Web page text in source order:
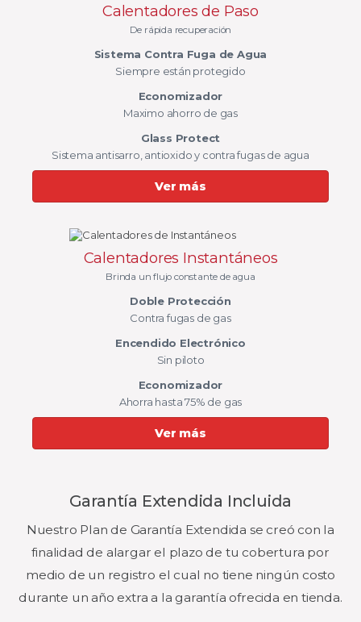
Calentadores de Paso
De rápida recuperación
Sistema Contra Fuga de Agua
Siempre están protegido
Economizador
Maximo ahorro de gas
Glass Protect
Sistema antisarro, antioxido y contra fugas de agua
Ver más
Calentadores Instantáneos
Brinda un flujo constante de agua
Doble Protección
Contra fugas de gas
Encendido Electrónico
Sin piloto
Economizador
Ahorra hasta 75% de gas
Ver más
Garantía Extendida Incluida
Nuestro Plan de Garantía Extendida se creó con la
finalidad de alargar el plazo de tu cobertura por
medio de un registro el cual no tiene ningún costo
durante un año extra a la garantía ofrecida en tienda.